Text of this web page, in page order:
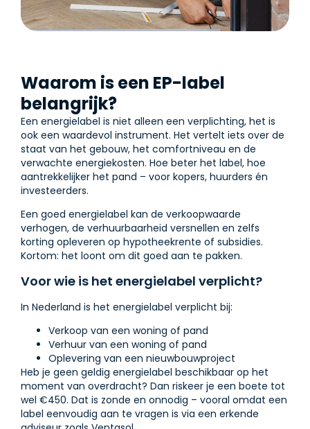
Waarom is een EP-label
belangrijk?
Een energielabel is niet alleen een verplichting, het is
ook een waardevol instrument. Het vertelt iets over de
staat van het gebouw, het comfortniveau en de
verwachte energiekosten. Hoe beter het label, hoe
aantrekkelijker het pand – voor kopers, huurders én
investeerders.
Een goed energielabel kan de verkoopwaarde
verhogen, de verhuurbaarheid versnellen en zelfs
korting opleveren op hypotheekrente of subsidies.
Kortom: het loont om dit goed aan te pakken.
Voor wie is het energielabel verplicht?
In Nederland is het energielabel verplicht bij:
Verkoop van een woning of pand
Verhuur van een woning of pand
Oplevering van een nieuwbouwproject
Heb je geen geldig energielabel beschikbaar op het
moment van overdracht? Dan riskeer je een boete tot
wel €450. Dat is zonde en onnodig – vooral omdat een
label eenvoudig aan te vragen is via een erkende